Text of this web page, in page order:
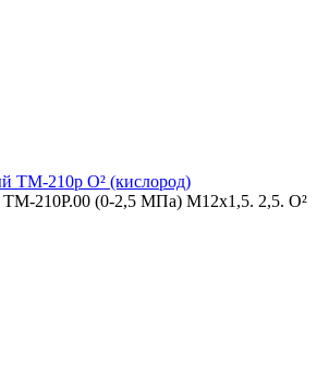
ТМ-210р О² (кислород)
ТМ-210Р.00 (0-2,5 МПа) М12х1,5. 2,5. О²